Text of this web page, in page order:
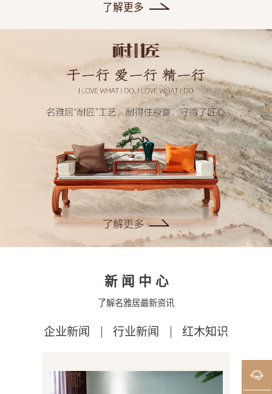
了解更多
新闻中心
了解名雅居最新资讯
企业新闻 行业新闻 红木知识